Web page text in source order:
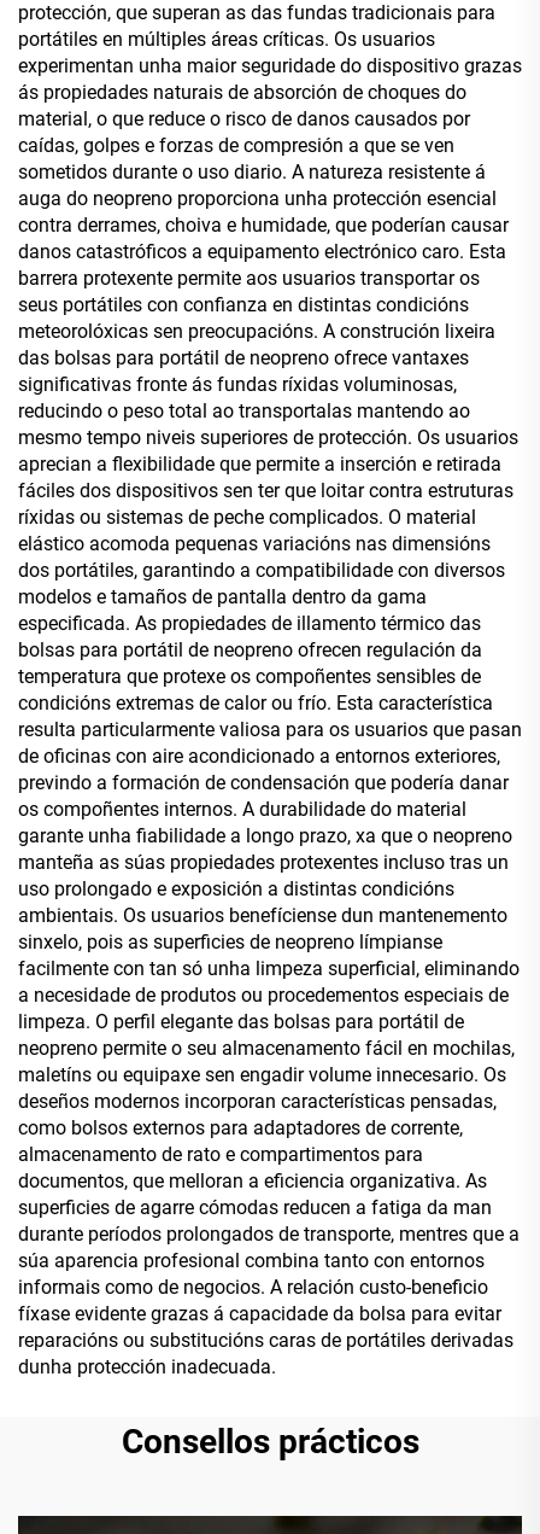
protección, que superan as das fundas tradicionais para
portátiles en múltiples áreas críticas. Os usuarios
experimentan unha maior seguridade do dispositivo grazas
ás propiedades naturais de absorción de choques do
material, o que reduce o risco de danos causados por
caídas, golpes e forzas de compresión a que se ven
sometidos durante o uso diario. A natureza resistente á
auga do neopreno proporciona unha protección esencial
contra derrames, choiva e humidade, que poderían causar
danos catastróficos a equipamento electrónico caro. Esta
barrera protexente permite aos usuarios transportar os
seus portátiles con confianza en distintas condicións
meteorolóxicas sen preocupacións. A construción lixeira
das bolsas para portátil de neopreno ofrece vantaxes
significativas fronte ás fundas ríxidas voluminosas,
reducindo o peso total ao transportalas mantendo ao
mesmo tempo niveis superiores de protección. Os usuarios
aprecian a flexibilidade que permite a inserción e retirada
fáciles dos dispositivos sen ter que loitar contra estruturas
ríxidas ou sistemas de peche complicados. O material
elástico acomoda pequenas variacións nas dimensións
dos portátiles, garantindo a compatibilidade con diversos
modelos e tamaños de pantalla dentro da gama
especificada. As propiedades de illamento térmico das
bolsas para portátil de neopreno ofrecen regulación da
temperatura que protexe os compoñentes sensibles de
condicións extremas de calor ou frío. Esta característica
resulta particularmente valiosa para os usuarios que pasan
de oficinas con aire acondicionado a entornos exteriores,
previndo a formación de condensación que podería danar
os compoñentes internos. A durabilidade do material
garante unha fiabilidade a longo prazo, xa que o neopreno
manteña as súas propiedades protexentes incluso tras un
uso prolongado e exposición a distintas condicións
ambientais. Os usuarios benefíciense dun mantenemento
sinxelo, pois as superficies de neopreno límpianse
facilmente con tan só unha limpeza superficial, eliminando
a necesidade de produtos ou procedementos especiais de
limpeza. O perfil elegante das bolsas para portátil de
neopreno permite o seu almacenamento fácil en mochilas,
maletíns ou equipaxe sen engadir volume innecesario. Os
deseños modernos incorporan características pensadas,
como bolsos externos para adaptadores de corrente,
almacenamento de rato e compartimentos para
documentos, que melloran a eficiencia organizativa. As
superficies de agarre cómodas reducen a fatiga da man
durante períodos prolongados de transporte, mentres que a
súa aparencia profesional combina tanto con entornos
informais como de negocios. A relación custo-beneficio
fíxase evidente grazas á capacidade da bolsa para evitar
reparacións ou substitucións caras de portátiles derivadas
dunha protección inadecuada.
Consellos prácticos